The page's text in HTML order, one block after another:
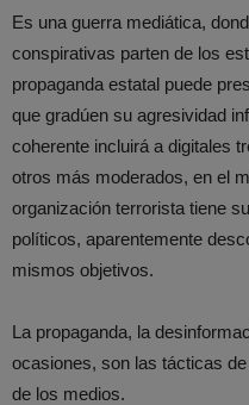
Es una guerra mediática,
conspirativas parten de los
propaganda estatal puede
que gradúen su agresividad
coherente incluirá a digitales
otros más moderados, en el
organización terrorista tiene
políticos, aparentemente
mismos objetivos.
La propaganda, la
ocasiones, son las tácticas
de los medios.